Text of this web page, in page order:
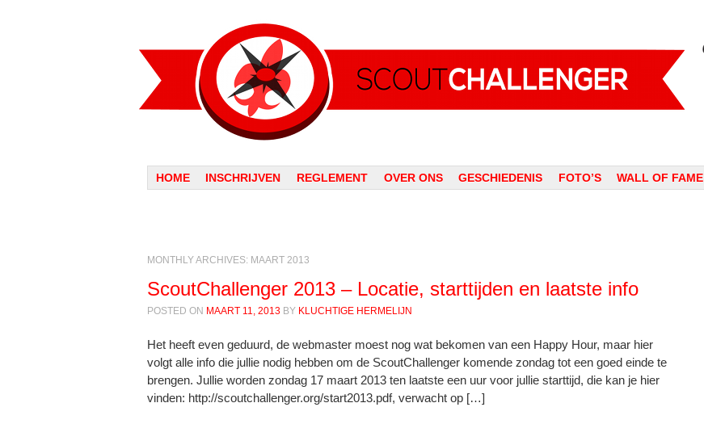
Menu
SKIP TO CONTENT
HOME INSCHRIJVEN REGLEMENT OVER ONS GESCHIEDENIS FOTO’S WALL OF FAME
MONTHLY ARCHIVES: MAART 2013
ScoutChallenger 2013 – Locatie, starttijden en laatste info
POSTED ON MAART 11, 2013 BY KLUCHTIGE HERMELIJN
Het heeft even geduurd, de webmaster moest nog wat bekomen van een Happy Hour, maar hier
volgt alle info die jullie nodig hebben om de ScoutChallenger komende zondag tot een goed einde te
brengen. Jullie worden zondag 17 maart 2013 ten laatste een uur voor jullie starttijd, die kan je hier
vinden: http://scoutchallenger.org/start2013.pdf, verwacht op […]